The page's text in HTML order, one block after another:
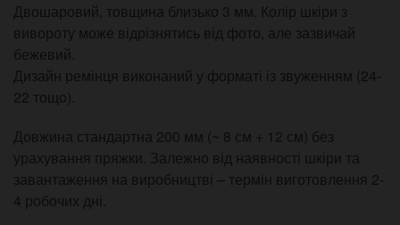
Двошаровий, товщина близько 3 мм. Колір шкіри з
вивороту може відрізнятись від фото, але зазвичай
бежевий.
Дизайн ремінця виконаний у форматі із звуженням (24-
22 тощо).
Довжина стандартна 200 мм (~ 8 см + 12 см) без
урахування пряжки. Залежно від наявності шкіри та
завантаження на виробництві – термін виготовлення 2-
4 робочих дні.